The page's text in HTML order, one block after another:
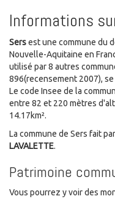
Informations
Sersest une commune du
Nouvelle-Aquitaine en
utilisé par 8 autres
896(recensement 2007),
Le code Insee de la
entre 82 et 220 mètres
14.17km².
La commune de Sers fait
LAVALETTE.
Patrimoine
Vous pourrez y voir des